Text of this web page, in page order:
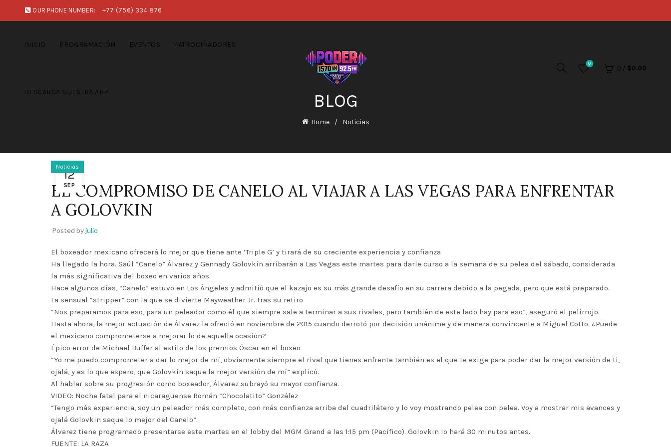
OUR PHONE NUMBER: +77 (756) 334 876
INICIO PROGRAMACIÓN EVENTOS PATROCINADORES
DESCARGA NUESTRA APP
0
0 / $0.00
BLOG
Home Noticias
12
SEP
Noticias
EL COMPROMISO DE CANELO AL VIAJAR A LAS VEGAS PARA ENFRENTAR
A GOLOVKIN
Posted byjulio
El boxeador mexicano ofrecerá lo mejor que tiene ante ‘Triple G’ y tirará de su creciente experiencia y confianza
Ha llegado la hora. Saúl “Canelo” Álvarez y Gennady Golovkin arribarán a Las Vegas este martes para darle curso a la semana de su pelea del sábado, considerada
la más significativa del boxeo en varios años.
Hace algunos días, “Canelo” estuvo en Los Ángeles y admitió que el kazajo es su más grande desafío en su carrera debido a la pegada, pero que está preparado.
La sensual “stripper” con la que se divierte Mayweather Jr. tras su retiro
“Nos preparamos para eso, para un peleador como él que siempre sale a terminar a sus rivales, pero también de este lado hay para eso”, aseguró el pelirrojo.
Hasta ahora, la mejor actuación de Álvarez la ofreció en noviembre de 2015 cuando derrotó por decisión unánime y de manera convincente a Miguel Cotto. ¿Puede
el mexicano comprometerse a mejorar lo de aquella ocasión?
Épico error de Michael Buffer al estilo de los premios Óscar en el boxeo
“Yo me puedo comprometer a dar lo mejor de mí, obviamente siempre el rival que tienes enfrente también es el que te exige para poder dar la mejor versión de ti,
ojalá, y es lo que espero, que Golovkin saque la mejor versión de mí” explicó.
Al hablar sobre su progresión como boxeador, Álvarez subrayó su mayor confianza.
VIDEO: Noche fatal para el nicaragüense Román “Chocolatito” González
“Tengo más experiencia, soy un peleador más completo, con más confianza arriba del cuadrilátero y lo voy mostrando pelea con pelea. Voy a mostrar mis avances y
ojalá Golovkin saque lo mejor del Canelo”.
Álvarez tiene programado presentarse este martes en el lobby del MGM Grand a las 1:15 pm (Pacífico). Golovkin lo hará 30 minutos antes.
FUENTE: LA RAZA